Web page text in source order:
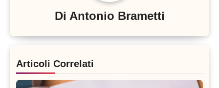
Di Antonio Brametti
Articoli Correlati